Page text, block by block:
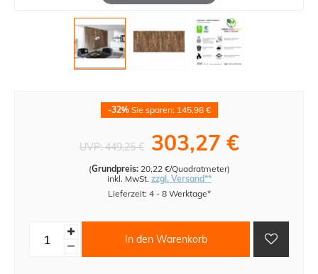
-32%Sie sparen: 145,98 €
UVP:449,25 € 303,27 €
(Grundpreis: 20,22 €/Quadratmeter)
inkl. MwSt. zzgl. Versand**
Lieferzeit: 4 - 8 Werktage*
In den Warenkorb